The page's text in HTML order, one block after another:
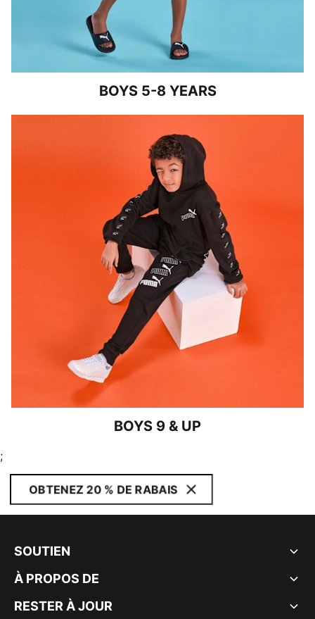
BOYS 5-8 YEARS
BOYS 9 & UP
;
OBTENEZ 20 % DE RABAIS
SOUTIEN
À PROPOS DE
RESTER À JOUR